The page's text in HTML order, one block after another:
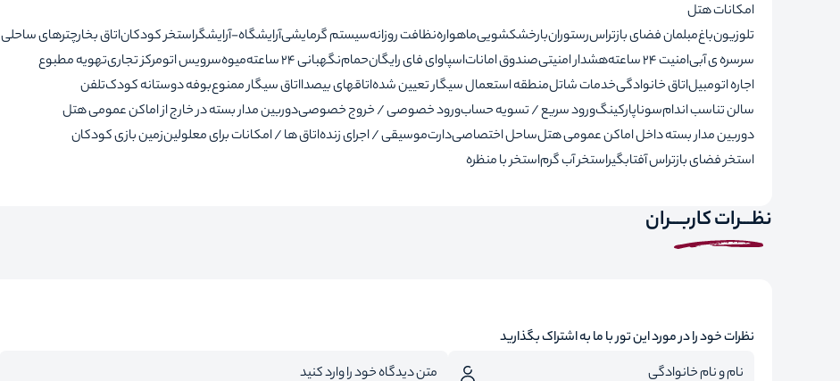
امکانات هتل
تلوزیونباغمبلمان فضای بازتراسرستورانبارخشکشوییماهوارهنظافت روزانهسیستم گرمایشیآرایشگاه-آرایشگراستخر کودکاناتاق بخارچترهای ساحلی
سرسره ی آبیامنیت 24 ساعته هشدار امنیتیصندوق اماناتاسپاوای فای رایگانحمامنگهبانی 24 ساعته میوهسرویس اتومرکز تجاریتهویه مطبوع
اجاره اتومبیلاتاق خانوادگیخدمات شاتلمنطقه استعمال سیگار تعیین شدهاتاقهای بیصدااتاق سیگار ممنوعبوفه دوستانه کودکتلفن
سالن تناسب اندامسوناپارکینگورود سریع / تسویه حسابورود خصوصی / خروج خصوصیدوربین مدار بسته در خارج از اماکن عمومی هتل
دوربین مدار بسته داخل اماکن عمومی هتلساحل اختصاصیدارتموسیقی / اجرای زندهاتاق ها / امکانات برای معلولینزمین بازی کودکان
استخر فضای بازتراس آفتابگیراستخر آب گرماستخر با منظره
نظـــرات کاربـــران
نظرات خود را در مورد این تور با ما به اشتراک بگذارید